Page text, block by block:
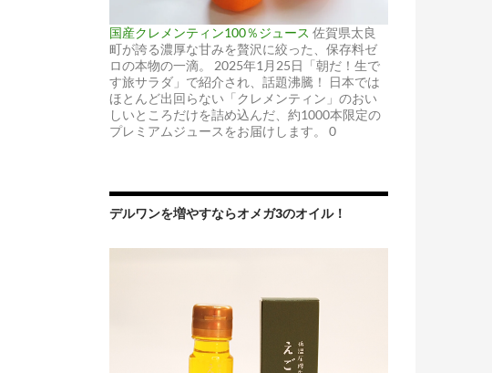
国産クレメンティン100％ジュース 佐賀県太良
町が誇る濃厚な甘みを贅沢に絞った、保存料ゼ
ロの本物の一滴。 2025年1月25日「朝だ！生で
す旅サラダ」で紹介され、話題沸騰！ 日本では
ほとんど出回らない「クレメンティン」のおい
しいところだけを詰め込んだ、約1000本限定の
プレミアムジュースをお届けします。 0
デルワンを増やすならオメガ3のオイル！